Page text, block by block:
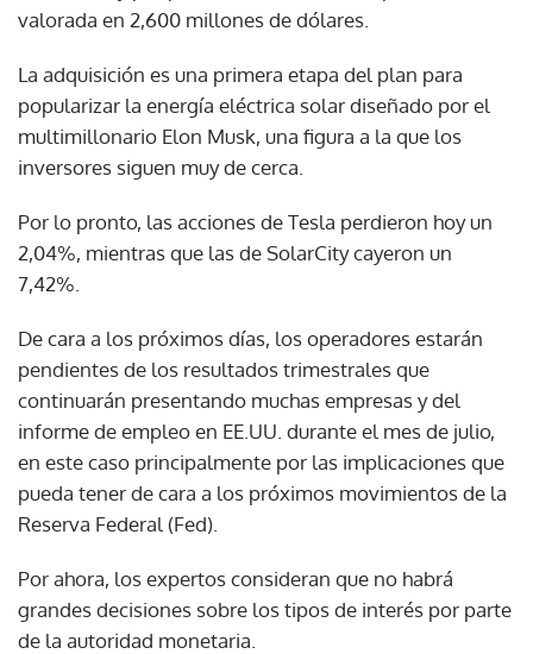
valorada en 2,600 millones de dólares.
La adquisición es una primera etapa del plan para
popularizar la energía eléctrica solar diseñado por el
multimillonario Elon Musk, una figura a la que los
inversores siguen muy de cerca.
Por lo pronto, las acciones de Tesla perdieron hoy un
2,04%, mientras que las de SolarCity cayeron un
7,42%.
De cara a los próximos días, los operadores estarán
pendientes de los resultados trimestrales que
continuarán presentando muchas empresas y del
informe de empleo en EE.UU. durante el mes de julio,
en este caso principalmente por las implicaciones que
pueda tener de cara a los próximos movimientos de la
Reserva Federal (Fed).
Por ahora, los expertos consideran que no habrá
grandes decisiones sobre los tipos de interés por parte
de la autoridad monetaria.